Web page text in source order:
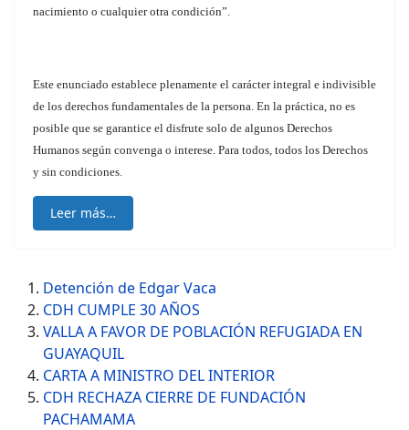
nacimiento o cualquier otra condición”.
Este enunciado establece plenamente el carácter integral e indivisible
de los derechos fundamentales de la persona. En la práctica, no es
posible que se garantice el disfrute solo de algunos Derechos
Humanos según convenga o interese. Para todos, todos los Derechos
y sin condiciones.
Leer más…
Detención de Edgar Vaca
CDH CUMPLE 30 AÑOS
VALLA A FAVOR DE POBLACIÓN REFUGIADA EN
GUAYAQUIL
CARTA A MINISTRO DEL INTERIOR
CDH RECHAZA CIERRE DE FUNDACIÓN
PACHAMAMA